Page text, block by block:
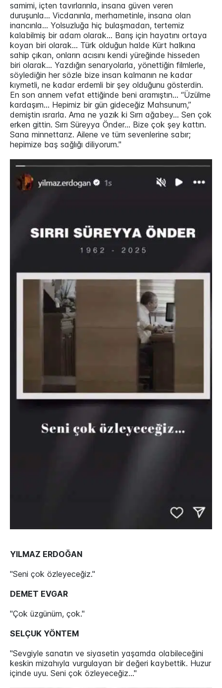
samimi, içten tavırlarınla, insana güven veren
duruşunla… Vicdanınla, merhametinle, insana olan
inancınla… Yolsuzluğa hiç bulaşmadan, tertemiz
kalabilmiş bir adam olarak… Barış için hayatını ortaya
koyan biri olarak… Türk olduğun halde Kürt halkına
sahip çıkan, onların acısını kendi yüreğinde hisseden
biri olarak… Yazdığın senaryolarla, yönettiğin filmlerle,
söylediğin her sözle bize insan kalmanın ne kadar
kıymetli, ne kadar erdemli bir şey olduğunu gösterdin.
En son annem vefat ettiğinde beni aramıştın… “Üzülme
kardaşım… Hepimiz bir gün gideceğiz Mahsunum,”
demiştin ısrarla. Ama ne yazık ki Sırrı ağabey… Sen çok
erken gittin. Sırrı Süreyya Önder… Bize çok şey kattın.
Sana minnettarız. Ailene ve tüm sevenlerine sabır;
hepimize baş sağlığı diliyorum."
YILMAZ ERDOĞAN
"Seni çok özleyeceğiz."
DEMET EVGAR
"Çok üzgünüm, çok."
SELÇUK YÖNTEM
"Sevgiyle sanatın ve siyasetin yaşamda olabileceğini
keskin mizahıyla vurgulayan bir değeri kaybettik. Huzur
içinde uyu. Seni çok özleyeceğiz…"